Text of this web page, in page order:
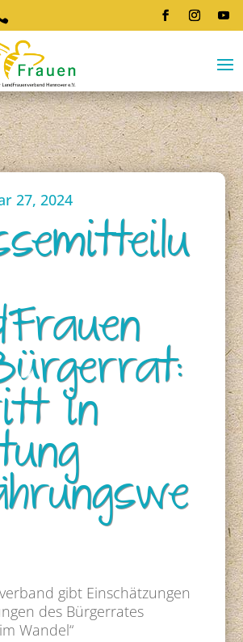
27, 2024
in
gibt Einschätzungen
des Bürgerrates
Wandel“